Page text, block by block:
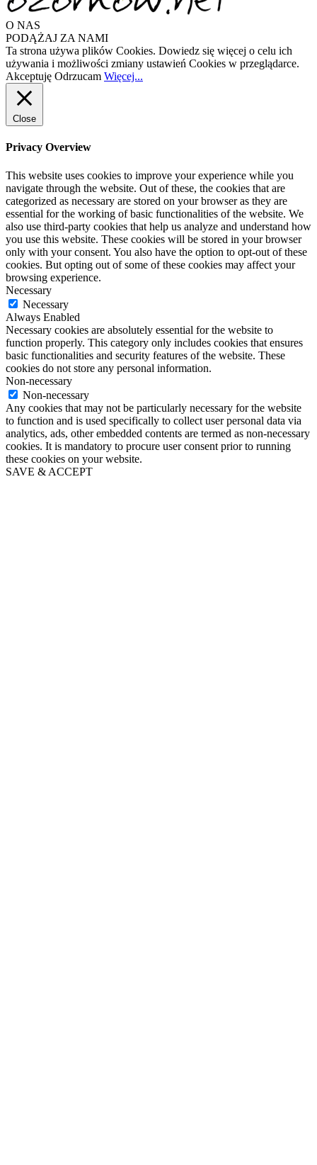
O NAS
PODĄŻAJ ZA NAMI
Ta strona używa plików Cookies. Dowiedz się więcej o celu ich
używania i możliwości zmiany ustawień Cookies w przeglądarce.
Akceptuję Odrzucam Więcej...
Close
Privacy Overview
This website uses cookies to improve your experience while you
navigate through the website. Out of these, the cookies that are
categorized as necessary are stored on your browser as they are
essential for the working of basic functionalities of the website. We
also use third-party cookies that help us analyze and understand how
you use this website. These cookies will be stored in your browser
only with your consent. You also have the option to opt-out of these
cookies. But opting out of some of these cookies may affect your
browsing experience.
Necessary
Necessary
Always Enabled
Necessary cookies are absolutely essential for the website to
function properly. This category only includes cookies that ensures
basic functionalities and security features of the website. These
cookies do not store any personal information.
Non-necessary
Non-necessary
Any cookies that may not be particularly necessary for the website
to function and is used specifically to collect user personal data via
analytics, ads, other embedded contents are termed as non-necessary
cookies. It is mandatory to procure user consent prior to running
these cookies on your website.
SAVE & ACCEPT